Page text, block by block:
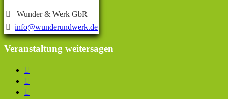

Wunder & Werk GbR
 info@wunderundwerk.de
Veranstaltung weitersagen


